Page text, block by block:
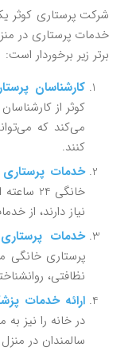
شرکت پرستاری کوثر
خدمات پرستاری در
برتر زیر برخوردار است:
کارشناسان
کوثر از
می‌کند که
کنند.
خدمات پرستاری 24
خانگی
نیاز دارند، از
خدمات
پرستاری خانگی
نظافتی،
ارائه خدمات
در خانه را نیز
سالمندان در